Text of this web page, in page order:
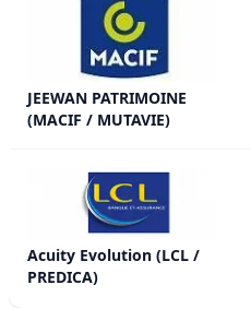
JEEWAN PATRIMOINE
(MACIF / MUTAVIE)
Acuity Evolution (LCL /
PREDICA)